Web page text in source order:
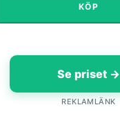
KÖP
Se priset →
REKLAMLÄNK